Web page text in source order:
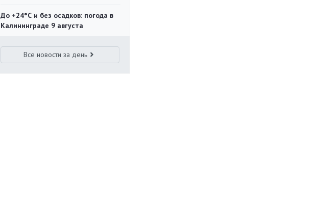
До +24°С и без осадков: погода в
Калининграде 9 августа
Все новости за день